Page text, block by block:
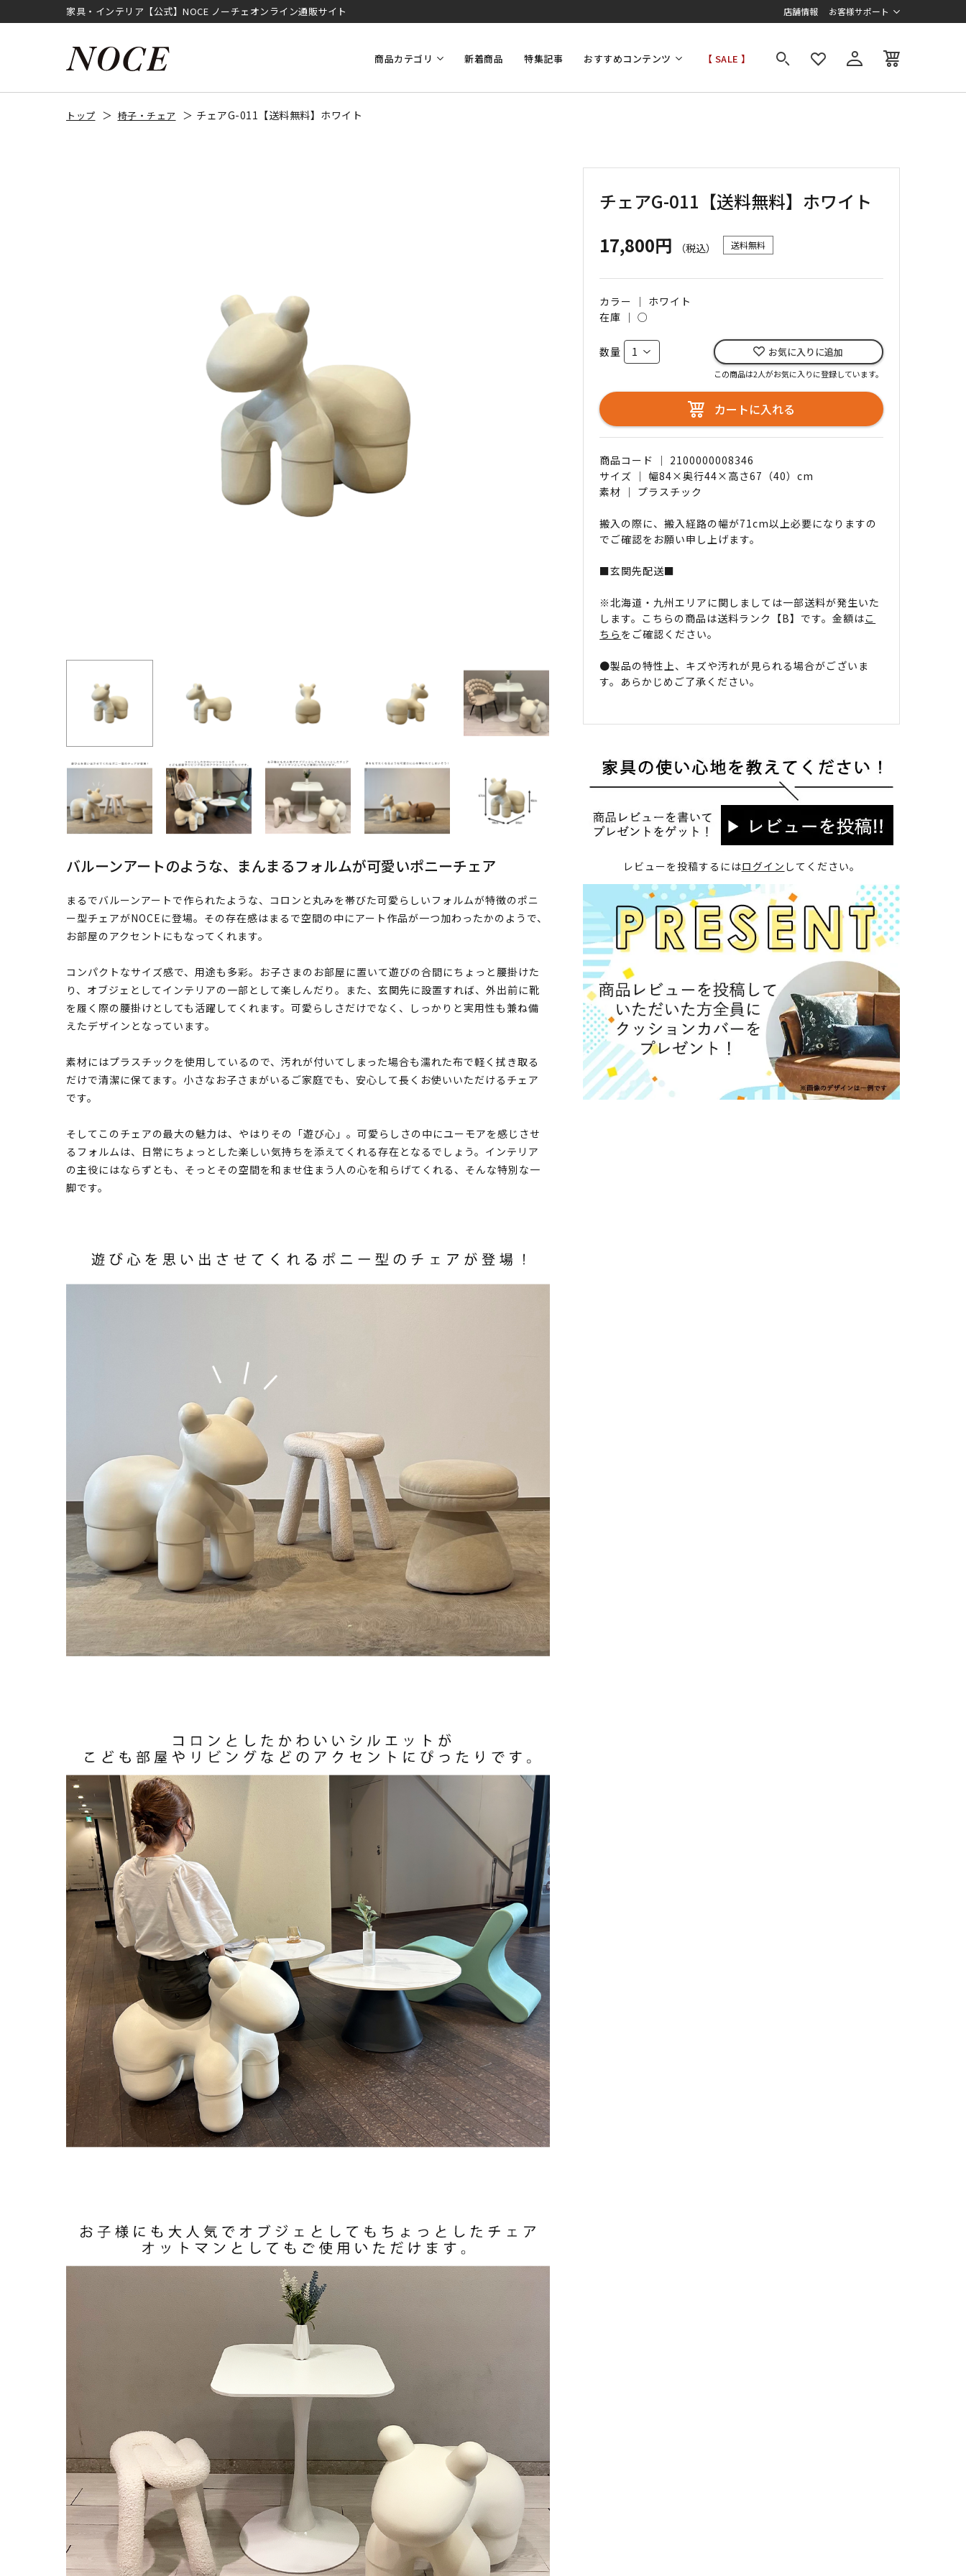
家具・インテリア【公式】NOCE ノーチェオンライン通販サイト 店舗情報 お客様サポート
商品カテゴリ 新着商品 特集記事 おすすめコンテンツ 【 SALE 】
トップ 椅子・チェア チェアG-011【送料無料】ホワイト
バルーンアートのような、まんまるフォルムが可愛いポニーチェア
まるでバルーンアートで作られたような、コロンと丸みを帯びた可愛らしいフォルムが特徴のポニ
ー型チェアがNOCEに登場。その存在感はまるで空間の中にアート作品が一つ加わったかのようで、
お部屋のアクセントにもなってくれます。
コンパクトなサイズ感で、用途も多彩。お子さまのお部屋に置いて遊びの合間にちょっと腰掛けた
り、オブジェとしてインテリアの一部として楽しんだり。また、玄関先に設置すれば、外出前に靴
を履く際の腰掛けとしても活躍してくれます。可愛らしさだけでなく、しっかりと実用性も兼ね備
えたデザインとなっています。
素材にはプラスチックを使用しているので、汚れが付いてしまった場合も濡れた布で軽く拭き取る
だけで清潔に保てます。小さなお子さまがいるご家庭でも、安心して長くお使いいただけるチェア
です。
そしてこのチェアの最大の魅力は、やはりその「遊び心」。可愛らしさの中にユーモアを感じさせ
るフォルムは、日常にちょっとした楽しい気持ちを添えてくれる存在となるでしょう。インテリア
の主役にはならずとも、そっとその空間を和ませ住まう人の心を和らげてくれる、そんな特別な一
脚です。
チェアG-011【送料無料】ホワイト
17,800円
（税込） 送料無料
カラー ｜ ホワイト
在庫 ｜○
数量 お気に入りに追加
この商品は2人がお気に入りに登録しています。
カートに入れる
商品コード ｜ 2100000008346
サイズ ｜ 幅84×奥行44×高さ67（40）cm
素材 ｜ プラスチック
搬入の際に、搬入経路の幅が71cm以上必要になりますの
でご確認をお願い申し上げます。
■玄関先配送■
※北海道・九州エリアに関しましては一部送料が発生いた
します。こちらの商品は送料ランク【B】です。金額はこ
ちら をご確認ください。
●製品の特性上、キズや汚れが見られる場合がございま
す。あらかじめご了承ください。
レビューを投稿するにはログイン してください。